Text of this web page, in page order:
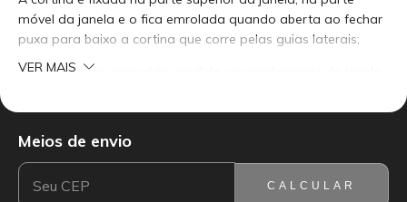
móvel da janela e o fica emrolada quando aberta ao fechar
puxa para baixo a cortina que corre pelas guias laterais;
A cortina é um acessório vendida separadamente da janela
instalação.
Garantia de 3 anos do fabricante;
VER MAIS
ENTREGAS PARA O CEP:
Meios de envio
CALCULAR